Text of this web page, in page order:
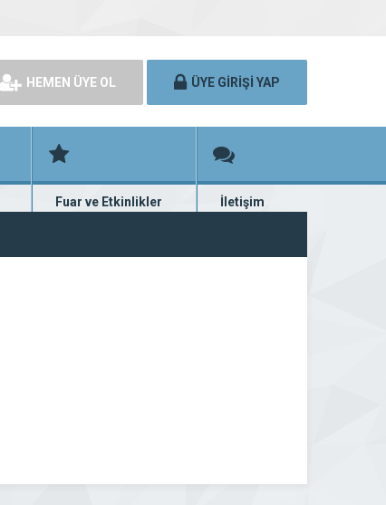
HEMEN ÜYE OL ÜYE GİRİŞİ YAP
Fuar ve Etkinlikler
Fuar ve etkinlik planları
İletişim
Bize ulaşın